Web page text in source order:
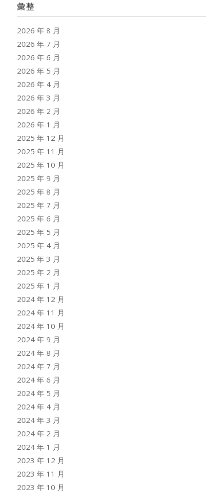
彙整
2026 年 8 月
2026 年 7 月
2026 年 6 月
2026 年 5 月
2026 年 4 月
2026 年 3 月
2026 年 2 月
2026 年 1 月
2025 年 12 月
2025 年 11 月
2025 年 10 月
2025 年 9 月
2025 年 8 月
2025 年 7 月
2025 年 6 月
2025 年 5 月
2025 年 4 月
2025 年 3 月
2025 年 2 月
2025 年 1 月
2024 年 12 月
2024 年 11 月
2024 年 10 月
2024 年 9 月
2024 年 8 月
2024 年 7 月
2024 年 6 月
2024 年 5 月
2024 年 4 月
2024 年 3 月
2024 年 2 月
2024 年 1 月
2023 年 12 月
2023 年 11 月
2023 年 10 月